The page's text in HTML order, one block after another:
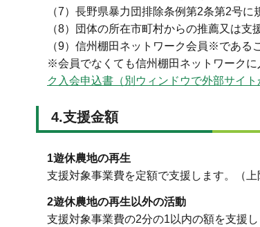
（7）長野県暴力団排除条例第2条第2号
（8）団体の所在市町村からの推薦又は
（9）信州棚田ネットワーク会員※である
※会員でなくても信州棚田ネットワーク
ク入会申込書（別ウィンドウで外部サイト
4.支援金額
1遊休農地の再生
支援対象事業費を定額で支援します。（
2遊休農地の再生以外の活動
支援対象事業費の2分の1以内の額を支援